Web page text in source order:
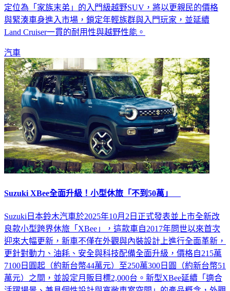
定位為「家族末弟」的入門級越野SUV，將以更親民的價格
與緊湊車身進入市場，鎖定年輕族群與入門玩家，並延續
Land Cruiser一貫的耐用性與越野性能。
汽車
Suzuki XBee全面升級！小型休旅「不到50萬」
Suzuki日本鈴木汽車於2025年10月2日正式發表並上市全新改
良款小型跨界休旅「XBee」，這款車自2017年問世以來首次
迎來大幅更新，新車不僅在外觀與內裝設計上進行全面革新，
更針對動力、油耗、安全與科技配備全面升級，價格自215萬
7100日圓起（約新台幣44萬元）至250萬300日圓（約新台幣51
萬元）之間，並設定月販目標2,000台。新型XBee延續「適合